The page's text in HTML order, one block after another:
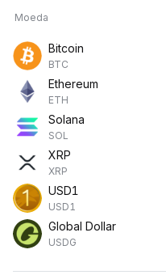
Moeda
Bitcoin
BTC
Ethereum
ETH
Solana
SOL
XRP
XRP
USD1
USD1
Global Dollar
USDG